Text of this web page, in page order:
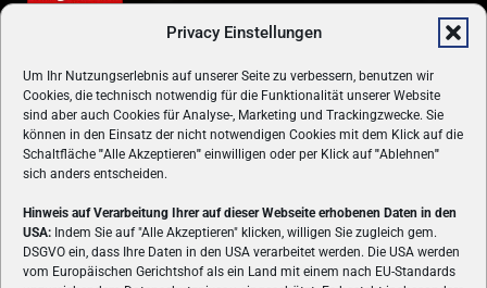
Privacy Einstellungen
Um Ihr Nutzungserlebnis auf unserer Seite zu verbessern, benutzen wir
Cookies, die technisch notwendig für die Funktionalität unserer Website
sind aber auch Cookies für Analyse-, Marketing und Trackingzwecke. Sie
können in den Einsatz der nicht notwendigen Cookies mit dem Klick auf die
Schaltfläche "Alle Akzeptieren" einwilligen oder per Klick auf"Ablehnen"
sich anders entscheiden.
Hinweis auf Verarbeitung Ihrer auf dieser Webseite erhobenen Daten in den
USA: Indem Sie auf "Alle Akzeptieren" klicken, willigen Sie zugleich gem.
DSGVO ein, dass Ihre Daten in den USA verarbeitet werden. Die USA werden
vom Europäischen Gerichtshof als ein Land mit einem nach EU-Standards
ÜBER UNS
VON GAMERN, FÜR GAMER! Gamers.at ist das älteste Online-